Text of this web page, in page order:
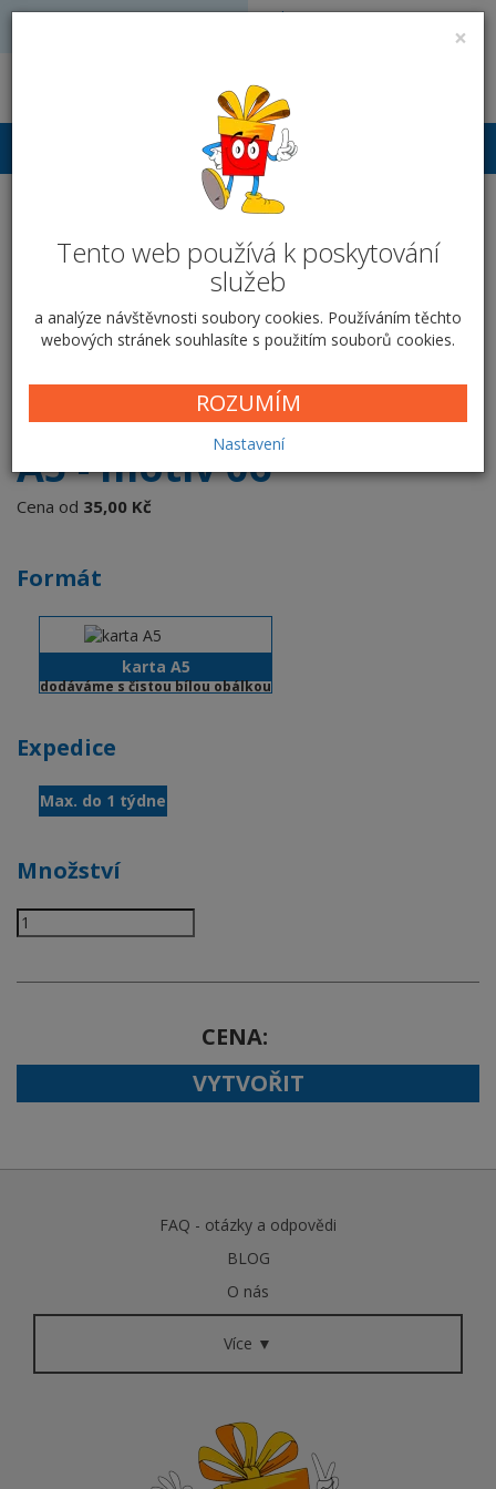
×
Tento web používá k poskytování
služeb
a analýze návštěvnosti soubory cookies. Používáním těchto
webových stránek souhlasíte s použitím souborů cookies.
ROZUMÍM
Nastavení
Volejte: 728 051 909
Přihlášení
Svatební oznámení - A5 -
motiv 06
Domů
Fotodárky pro zamilované Svatební oznámení
A5 -
motiv 06
A5 - motiv 06
Cena od 35,00 Kč
Formát
karta A5
dodáváme s čistou bílou obálkou
Expedice
Max. do 1 týdne
Množství
CENA
VYTVOŘIT
FAQ - otázky a odpovědi
BLOG
O nás
Více ▼